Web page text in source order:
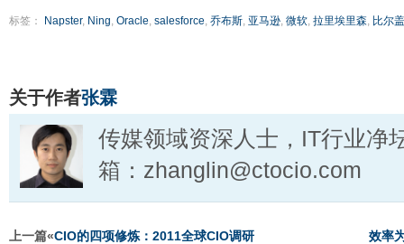
标签： Napster, Ning, Oracle, salesforce, 乔布斯, 亚马逊, 微软, 拉里埃里森, 比尔
关于作者张霖
传媒领域资深人士，IT行业净
箱：zhanglin@ctocio.com
上一篇«CIO的四项修炼：2011全球CIO调研 效率